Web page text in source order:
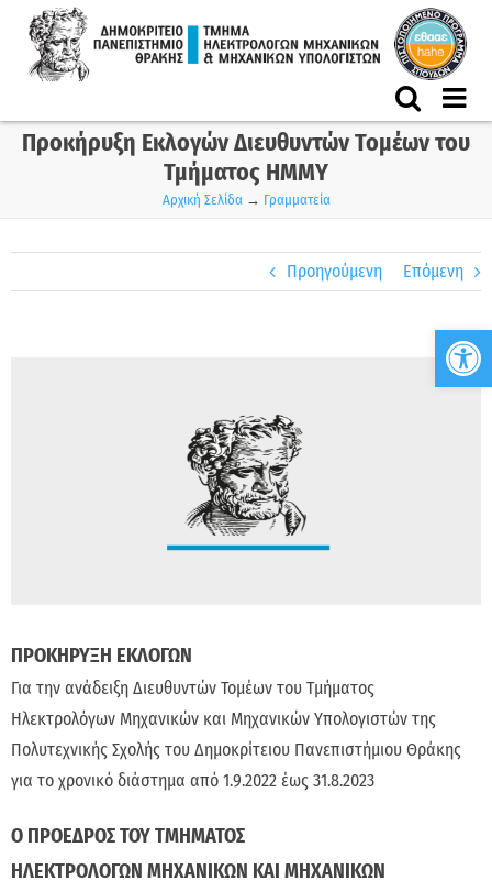
content
Προκήρυξη Εκλογών Διευθυντών Τομέων του
Τμήματος ΗΜΜΥ
Αρχική Σελίδα→ Γραμματεία
Προηγούμενη Επόμενη
ΠΡΟΚΗΡΥΞΗ ΕΚΛΟΓΩΝ
Για την ανάδειξη Διευθυντών Τομέων του Τμήματος
Ηλεκτρολόγων Μηχανικών και Μηχανικών Υπολογιστών της
Πολυτεχνικής Σχολής του Δημοκρίτειου Πανεπιστήμιου Θράκης
για το χρονικό διάστημα από 1.9.2022 έως 31.8.2023
Ο ΠΡΟΕΔΡΟΣ ΤΟΥ ΤΜΗΜΑΤΟΣ
ΗΛΕΚΤΡΟΛΟΓΩΝ ΜΗΧΑΝΙΚΩΝ ΚΑΙ ΜΗΧΑΝΙΚΩΝ